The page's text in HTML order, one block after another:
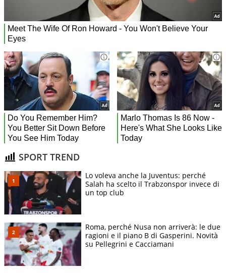
SPORT TREND
Lo voleva anche la Juventus: perché
Salah ha scelto il Trabzonspor invece di
un top club
Roma, perché Nusa non arriverà: le due
ragioni e il piano B di Gasperini. Novità
su Pellegrini e Cacciamani